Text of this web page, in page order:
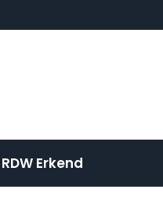
Erkend